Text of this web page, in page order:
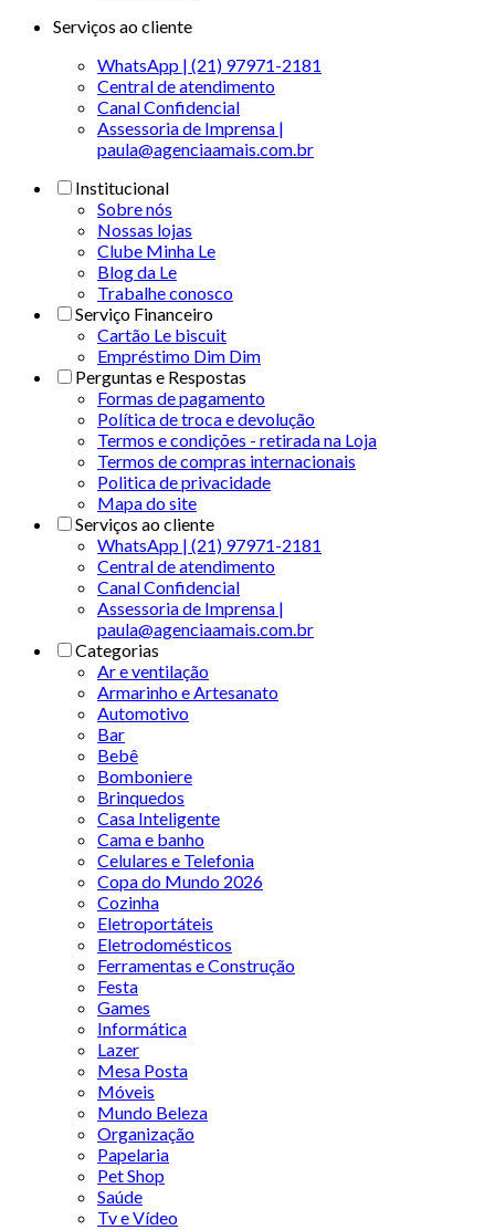
Serviços ao cliente
WhatsApp | (21) 97971-2181
Central de atendimento
Canal Confidencial
Assessoria de Imprensa |
paula@agenciaamais.com.br
Institucional
Sobre nós
Nossas lojas
Clube Minha Le
Blog da Le
Trabalhe conosco
Serviço Financeiro
Cartão Le biscuit
Empréstimo Dim Dim
Perguntas e Respostas
Formas de pagamento
Política de troca e devolução
Termos e condições - retirada na Loja
Termos de compras internacionais
Politica de privacidade
Mapa do site
Serviços ao cliente
WhatsApp | (21) 97971-2181
Central de atendimento
Canal Confidencial
Assessoria de Imprensa |
paula@agenciaamais.com.br
Categorias
Ar e ventilação
Armarinho e Artesanato
Automotivo
Bar
Bebê
Bomboniere
Brinquedos
Casa Inteligente
Cama e banho
Celulares e Telefonia
Copa do Mundo 2026
Cozinha
Eletroportáteis
Eletrodomésticos
Ferramentas e Construção
Festa
Games
Informática
Lazer
Mesa Posta
Móveis
Mundo Beleza
Organização
Papelaria
Pet Shop
Saúde
Tv e Vídeo